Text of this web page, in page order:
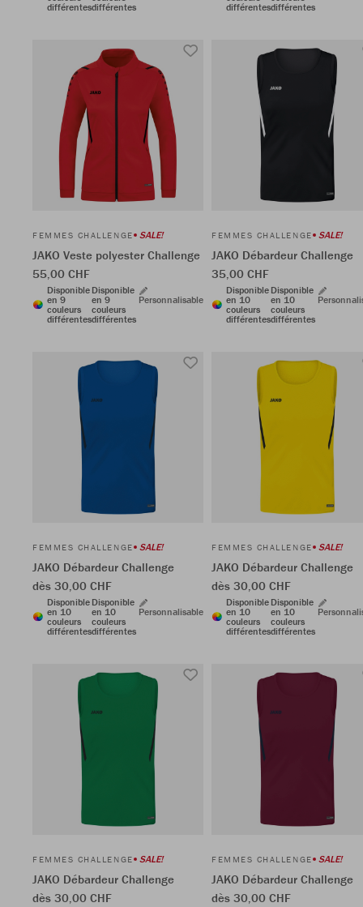
différentesdifférentes
différentesdifférentes
FEMMES CHALLENGE SALE!
JAKO Veste polyester Challenge
55,00 CHF
Disponible
en 9
couleurs
différentes
Disponible
en 9
couleurs
différentes
Personnalisable
FEMMES CHALLENGE SALE!
JAKO Débardeur Challenge
35,00 CHF
Disponible
en 10
couleurs
différentes
Disponible
en 10
couleurs
différentes
FEMMES CHALLENGE SALE!
JAKO Débardeur Challenge
dès 30,00 CHF
Disponible
en 10
couleurs
différentes
Disponible
en 10
couleurs
différentes
Personnalisable
FEMMES CHALLENGE SALE!
JAKO Débardeur Challenge
dès 30,00 CHF
Disponible
en 10
couleurs
différentes
Disponible
en 10
couleurs
différentes
FEMMES CHALLENGE SALE!
JAKO Débardeur Challenge
dès 30,00 CHF
FEMMES CHALLENGE SALE!
JAKO Débardeur Challenge
dès 30,00 CHF